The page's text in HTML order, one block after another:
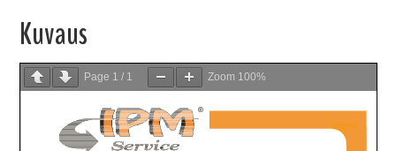
Kuvaus
Page 1 / 1 Zoom 100%